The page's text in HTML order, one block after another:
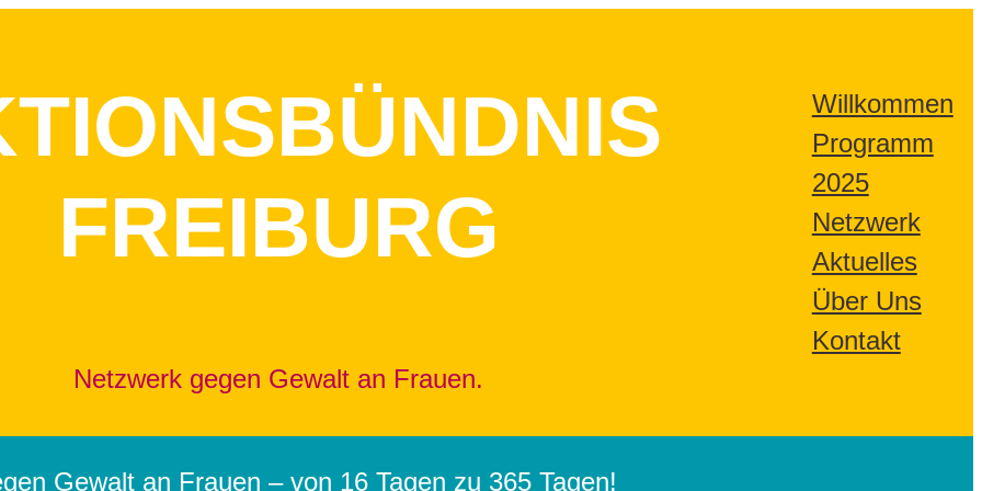
FREIBURG
Netzwerk gegen Gewalt an Frauen.
Willkommen
Programm
2025
Netzwerk
Aktuelles
Über Uns
Kontakt
Gewalt an Frauen – von 16 Tagen zu 365 Tagen!